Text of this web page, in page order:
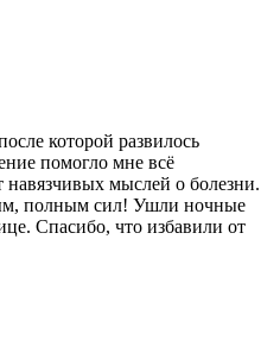
которой развилось
помогло мне всё
навязчивых мыслей о болезни.
полным сил! Ушли ночные
Спасибо, что избавили от